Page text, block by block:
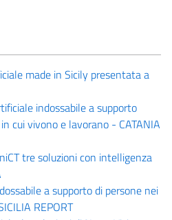
made in Sicily presentata a
indossabile a supporto
cui vivono e lavorano - CATANIA
tre soluzioni con intelligenza
a supporto di persone nei
REPORT